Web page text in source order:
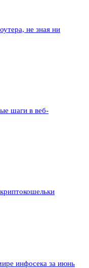
не зная ни
шаги в веб-
инфосека за июнь